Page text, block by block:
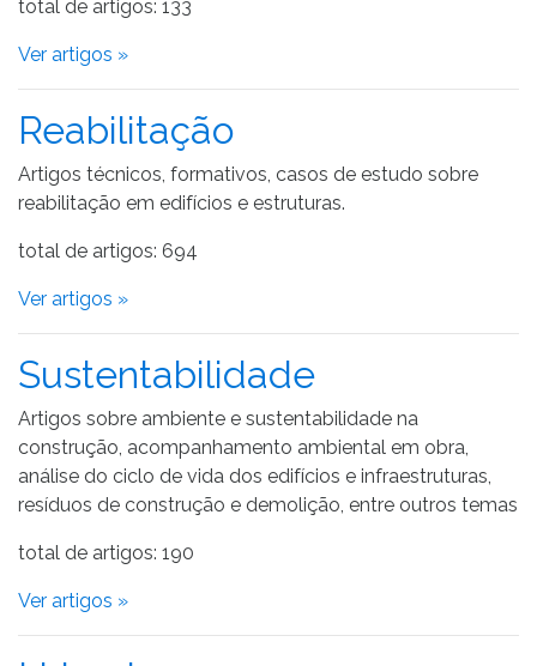
total de artigos: 133
Ver artigos »
Reabilitação
Artigos técnicos, formativos, casos de estudo sobre
reabilitação em edifícios e estruturas.
total de artigos: 694
Ver artigos »
Sustentabilidade
Artigos sobre ambiente e sustentabilidade na
construção, acompanhamento ambiental em obra,
análise do ciclo de vida dos edifícios e infraestruturas,
resíduos de construção e demolição, entre outros temas
total de artigos: 190
Ver artigos »